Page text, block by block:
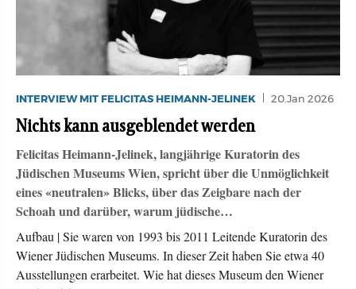
INTERVIEW MIT FELICITAS HEIMANN-JELINEK 20.Jan 2026
Nichts kann ausgeblendet werden
Felicitas Heimann-Jelinek, langjährige Kuratorin des
Jüdischen Museums Wien, spricht über die Unmöglichkeit
eines «neutralen» Blicks, über das Zeigbare nach der
Schoah und darüber, warum jüdische…
Aufbau | Sie waren von 1993 bis 2011 Leitende Kuratorin des
Wiener Jüdischen Museums. In dieser Zeit haben Sie etwa 40
Ausstellungen erarbeitet. Wie hat dieses Museum den Wiener